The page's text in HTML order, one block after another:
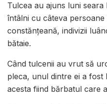
Tulcea au ajuns luni
întâlni cu câteva persoane
constănţeană, indivizii
bătaie.
Când tulcenii au vrut să
pleca, unul dintre ei a
acesta fiind bărbatul care